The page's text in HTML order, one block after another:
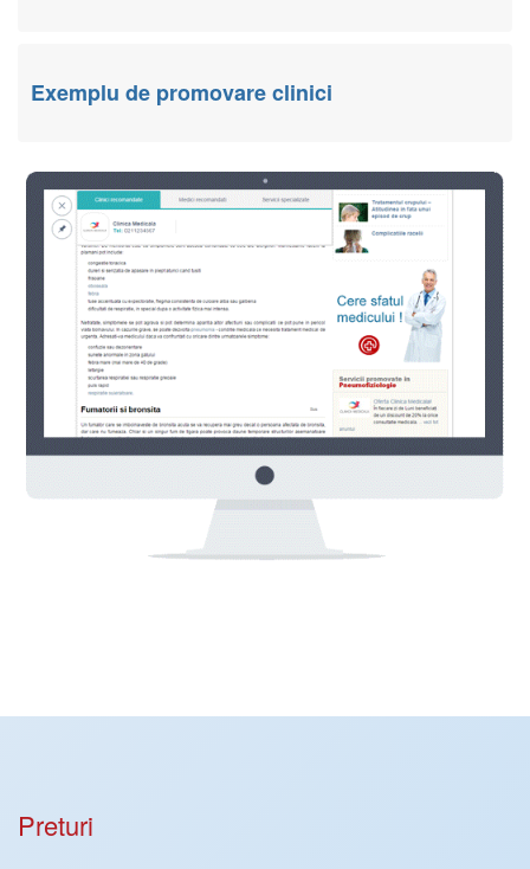
Exemplu de promovare clinici
Preturi